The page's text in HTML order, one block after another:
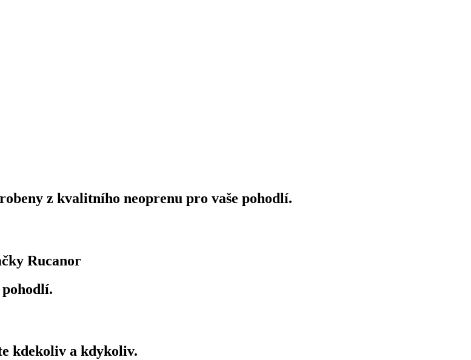
z kvalitního neoprenu pro vaše pohodlí.
Rucanor
kdekoliv a kdykoliv.